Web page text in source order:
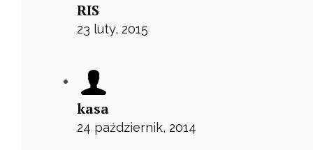
RIS
23 luty, 2015
kasa
24 październik, 2014